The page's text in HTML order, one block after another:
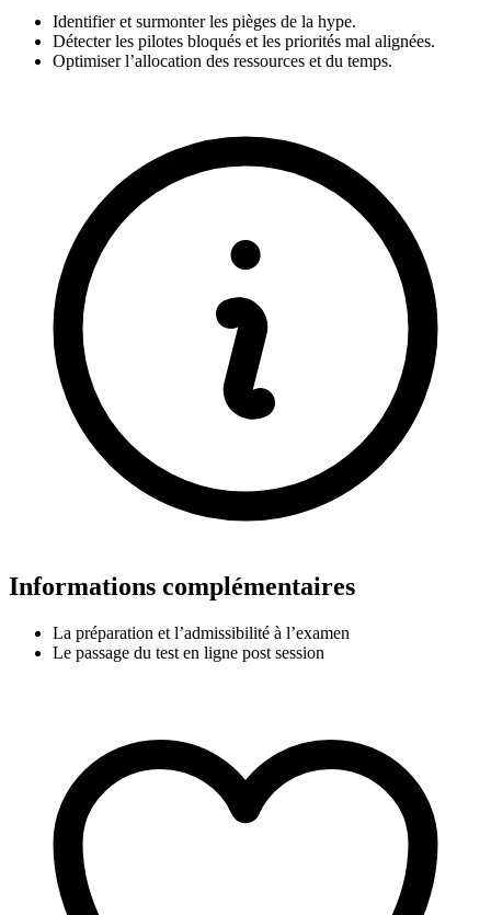
Identifier et surmonter les pièges de la hype.
Détecter les pilotes bloqués et les priorités mal alignées.
Optimiser l’allocation des ressources et du temps.
Informations complémentaires
La préparation et l’admissibilité à l’examen
Le passage du test en ligne post session